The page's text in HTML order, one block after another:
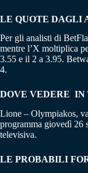
LE QUOTE DAGLI
Per gli analisti di
mentre l’X moltiplica
3.55 e il 2 a 3.95.
4.
DOVE VEDERE IN
Lione – Olympiakos,
programma giovedì 26
televisiva.
LE PROBABILI